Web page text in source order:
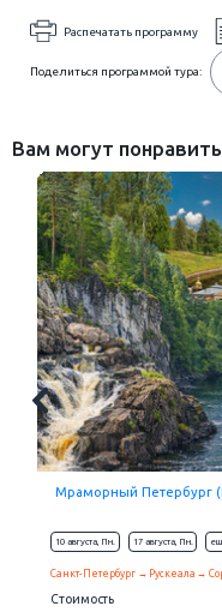
Распечатать программу
Поделиться программой тура:
Вам могут
Золотое собрание
Санкт-Петербург
Стоимость